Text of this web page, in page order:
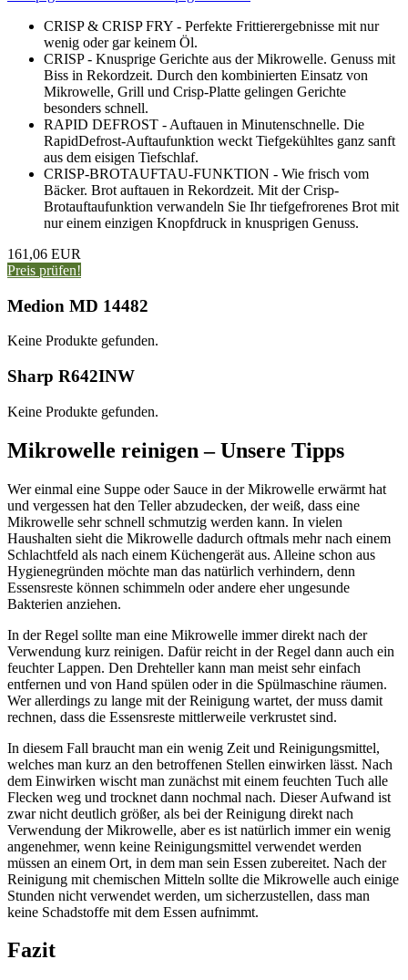
CRISP & CRISP FRY - Perfekte Frittierergebnisse mit nur
wenig oder gar keinem Öl.
CRISP - Knusprige Gerichte aus der Mikrowelle. Genuss mit
Biss in Rekordzeit. Durch den kombinierten Einsatz von
Mikrowelle, Grill und Crisp-Platte gelingen Gerichte
besonders schnell.
RAPID DEFROST - Auftauen in Minutenschnelle. Die
RapidDefrost-Auftaufunktion weckt Tiefgekühltes ganz sanft
aus dem eisigen Tiefschlaf.
CRISP-BROTAUFTAU-FUNKTION - Wie frisch vom
Bäcker. Brot auftauen in Rekordzeit. Mit der Crisp-
Brotauftaufunktion verwandeln Sie Ihr tiefgefrorenes Brot mit
nur einem einzigen Knopfdruck in knusprigen Genuss.
161,06 EUR
Preis prüfen!
Medion MD 14482
Keine Produkte gefunden.
Sharp R642INW
Keine Produkte gefunden.
Mikrowelle reinigen – Unsere Tipps
Wer einmal eine Suppe oder Sauce in der Mikrowelle erwärmt hat
und vergessen hat den Teller abzudecken, der weiß, dass eine
Mikrowelle sehr schnell schmutzig werden kann. In vielen
Haushalten sieht die Mikrowelle dadurch oftmals mehr nach einem
Schlachtfeld als nach einem Küchengerät aus. Alleine schon aus
Hygienegründen möchte man das natürlich verhindern, denn
Essensreste können schimmeln oder andere eher ungesunde
Bakterien anziehen.
In der Regel sollte man eine Mikrowelle immer direkt nach der
Verwendung kurz reinigen. Dafür reicht in der Regel dann auch ein
feuchter Lappen. Den Drehteller kann man meist sehr einfach
entfernen und von Hand spülen oder in die Spülmaschine räumen.
Wer allerdings zu lange mit der Reinigung wartet, der muss damit
rechnen, dass die Essensreste mittlerweile verkrustet sind.
In diesem Fall braucht man ein wenig Zeit und Reinigungsmittel,
welches man kurz an den betroffenen Stellen einwirken lässt. Nach
dem Einwirken wischt man zunächst mit einem feuchten Tuch alle
Flecken weg und trocknet dann nochmal nach. Dieser Aufwand ist
zwar nicht deutlich größer, als bei der Reinigung direkt nach
Verwendung der Mikrowelle, aber es ist natürlich immer ein wenig
angenehmer, wenn keine Reinigungsmittel verwendet werden
müssen an einem Ort, in dem man sein Essen zubereitet. Nach der
Reinigung mit chemischen Mitteln sollte die Mikrowelle auch einige
Stunden nicht verwendet werden, um sicherzustellen, dass man
keine Schadstoffe mit dem Essen aufnimmt.
Fazit